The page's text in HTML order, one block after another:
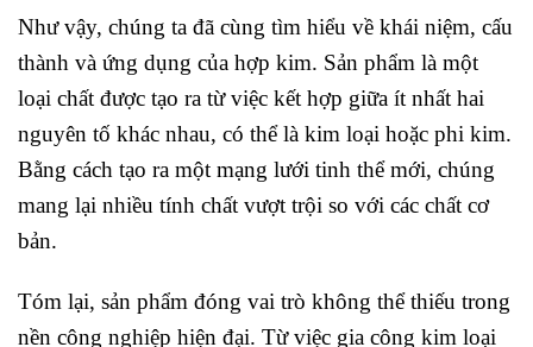
Như vậy, chúng ta đã cùng tìm hiểu về khái niệm, cấu
thành và ứng dụng của hợp kim. Sản phẩm là một
loại chất được tạo ra từ việc kết hợp giữa ít nhất hai
nguyên tố khác nhau, có thể là kim loại hoặc phi kim.
Bằng cách tạo ra một mạng lưới tinh thể mới, chúng
mang lại nhiều tính chất vượt trội so với các chất cơ
bản.
Tóm lại, sản phẩm đóng vai trò không thể thiếu trong
nền công nghiệp hiện đại. Từ việc gia công kim loại